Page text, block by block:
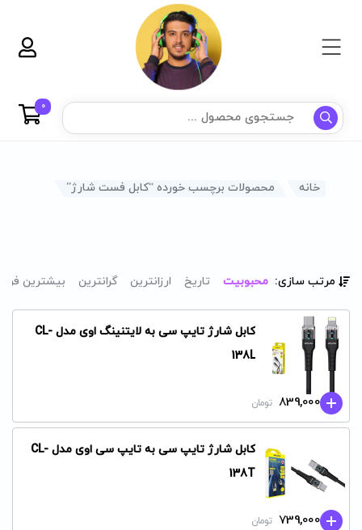
0
خانه محصولات برچسب خورده “کابل فست شارژ”
مرتب سازی: محبوبیت تاریخ ارزانترین گرانترین بیشترین
کابل شارژ تایپ سی به لایتنینگ اوی مدل CL-
138L
839,000 تومان
کابل شارژ تایپ سی به تایپ سی اوی مدل CL-
138T
739,000 تومان